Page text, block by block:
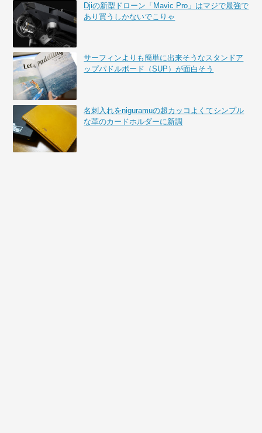
Djiの新型ドローン「Mavic Pro」はマジで最強で
あり買うしかないでこりゃ
サーフィンよりも簡単に出来そうなスタンドア
ップパドルボード（SUP）が面白そう
名刺入れをniguramuの超カッコよくてシンプル
な革のカードホルダーに新調